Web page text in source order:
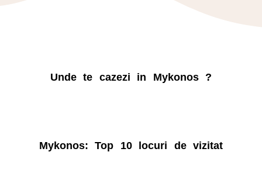
Unde te cazezi in Mykonos ?
Mykonos: Top 10 locuri de vizitat